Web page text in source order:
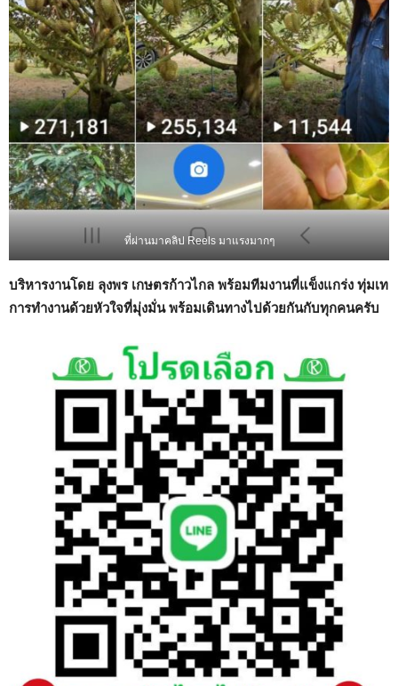
ที่ผ่านมาคลิป Reels มาแรงมากๆ
บริหารงานโดย ลุงพร เกษตรก้าวไกล พร้อมทีมงานที่แข็งแกร่ง ทุ่มเท
การทำงานด้วยหัวใจที่มุ่งมั่น พร้อมเดินทางไปด้วยกันกับทุกคนครับ